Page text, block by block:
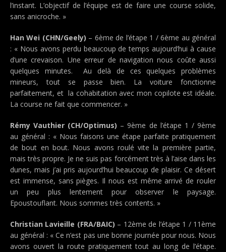
l’instant. L’objectif de l’équipe est de faire une course solide,
sans anicroche. »
Han Wei (CHN/Geely) – 6ème de l’étape 1 / 6ème au général
: « Nous avons perdu beaucoup de temps aujourd’hui à cause
d’une crevaison. Une erreur de navigation nous coûte aussi
quelques minutes. Au delà de ces quelques problèmes
mineurs, tout se passe bien. La voiture fonctionne
parfaitement, et la cohabitation avec mon copilote est idéale.
La course ne fait que commencer. »
Rémy Vauthier (CH/Optimus) – 9ème de l’étape 1 / 9ème
au général : « Nous faisons une étape parfaite pratiquement
de bout en bout. Nous avons roulé vite la première partie,
mais très propre. Je ne suis pas forcément très à l’aise dans les
dunes, mais j’ai pris aujourd’hui beaucoup de plaisir. Ce désert
est immense, sans pièges. Il nous est même arrivé de rouler
un peu plus lentement pour observer le paysage.
Epoustouflant. Nous sommes très contents. »
Christian Lavieille (FRA/BAIC) – 12ème de l’étape 1 / 11ème
au général : « Ce n’est pas une bonne journée pour nous. Nous
avons ouvert la route pratiquement tout au long de l’étape.